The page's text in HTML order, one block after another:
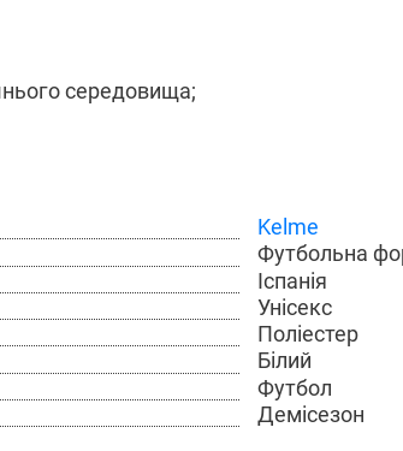
середовища;
Kelme
Футбольна
Іспанія
Унісекс
Поліестер
Білий
Футбол
Демісезон